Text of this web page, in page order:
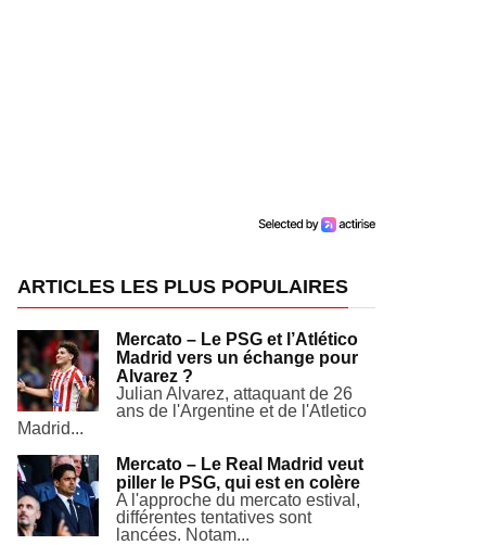
ARTICLES LES PLUS POPULAIRES
Mercato – Le PSG et l’Atlético
Madrid vers un échange pour
Alvarez ?
Julian Alvarez, attaquant de 26
ans de l'Argentine et de l'Atletico
Madrid...
Mercato – Le Real Madrid veut
piller le PSG, qui est en colère
A l'approche du mercato estival,
différentes tentatives sont
lancées. Notam...